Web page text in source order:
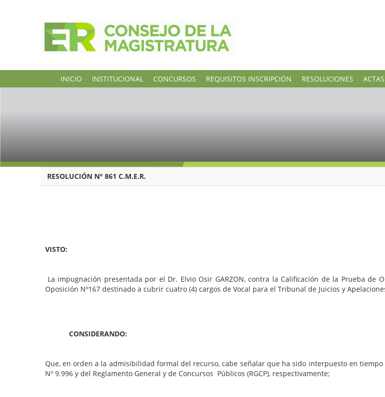
INICIO INSTITUCIONAL CONCURSOS REQUISITOS INSCRIPCIÓN RESOLUCIONES ACTAS
RESOLUCIÓN N° 861 C.M.E.R.
VISTO:
La impugnación presentada por el Dr. Elvio Osir GARZON, contra la Calificación de la Prueba de
Oposición Nº167 destinado a cubrir cuatro (4) cargos de Vocal para el Tribunal de Juicios y
CONSIDERANDO:
Que, en orden a la admisibilidad formal del recurso, cabe señalar que ha sido interpuesto en
Nº 9.996 y del Reglamento General y de Concursos Públicos (RGCP), respectivamente;